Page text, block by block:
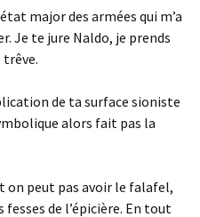
major des armées qui m’a
Je te jure Naldo, je prends
trêve.
de ta surface sioniste
alors fait pas la
on peut pas avoir le falafel,
fesses de l’épicière. En tout